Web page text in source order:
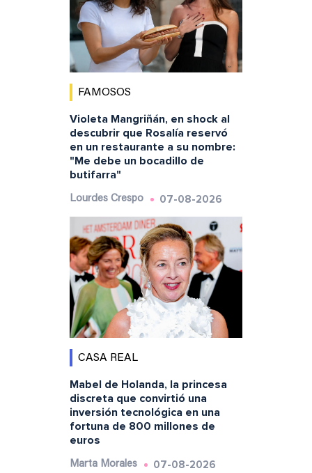
FAMOSOS
Violeta Mangriñán, en shock al
descubrir que Rosalía reservó
en un restaurante a su nombre:
"Me debe un bocadillo de
butifarra"
Lourdes Crespo 07-08-2026
CASA REAL
Mabel de Holanda, la princesa
discreta que convirtió una
inversión tecnológica en una
fortuna de 800 millones de
euros
Marta Morales 07-08-2026